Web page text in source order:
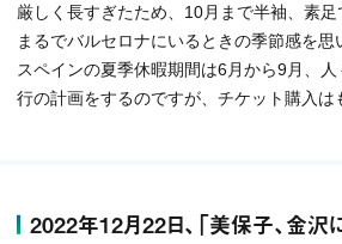
厳しく長すぎたため、10月まで半袖、素足
まるでバルセロナにいるときの季節感を思
スペインの夏季休暇期間は6月から9月、
行の計画をするのですが、チケット購入は
2022年12月22日、「美保子、金沢